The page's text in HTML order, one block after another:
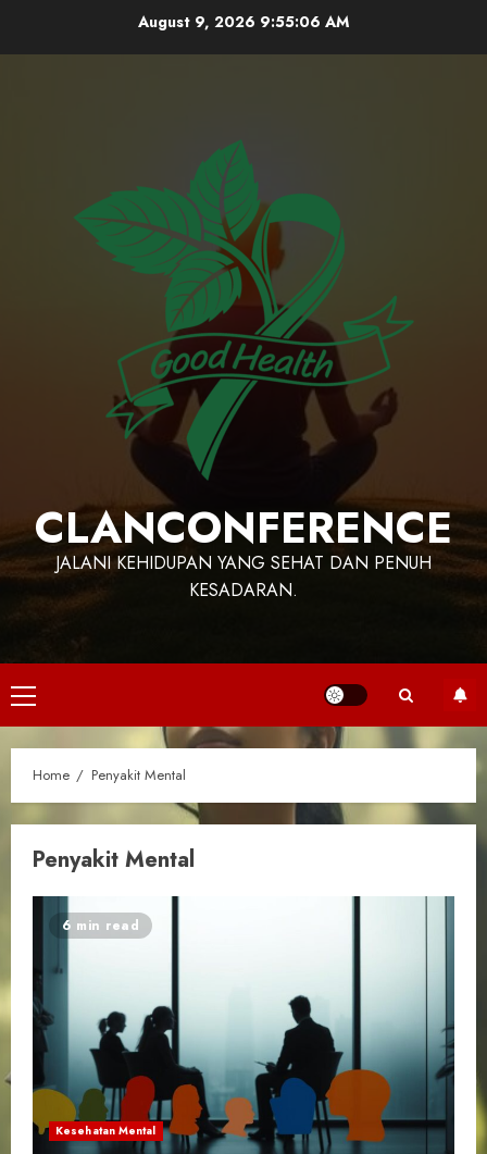
August 9, 2026 9:55:07 AM
CLANCONFERENCE
JALANI KEHIDUPAN YANG SEHAT DAN PENUH
KESADARAN.
Primary
Menu
Home Penyakit Mental
Penyakit Mental
6 min read
Kesehatan Mental